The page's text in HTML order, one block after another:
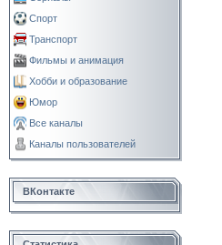
Спорт
Транспорт
Фильмы и анимация
Хобби и образование
Юмор
Все каналы
Каналы пользователей
ВКонтакте